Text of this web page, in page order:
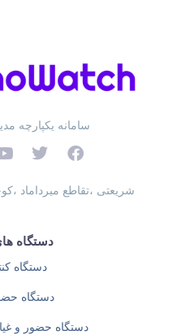
دستگاه
دستگاه
دستگاه
دستگاه حضور و
سامانه یکپارچه
شریعتی ،تقاطع میرداماد ،کوچه